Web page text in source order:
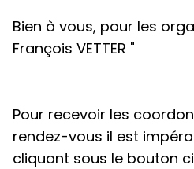
Bien à vous, pour les
François VETTER "
Pour recevoir les
rendez-vous il est
cliquant sous le bouton